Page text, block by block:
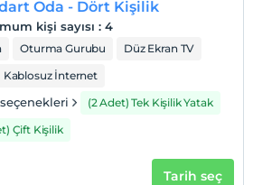
ücretsizdir.
kadar 1 çocuk ücretsizdir
Oda - Dört Kişilik
kişi sayısı : 4
Oturma Gurubu
Düz Ekran TV
Kablosuz İnternet
(2 Adet) Tek Kişilik Yatak
Çift Kişilik
Tarih seç